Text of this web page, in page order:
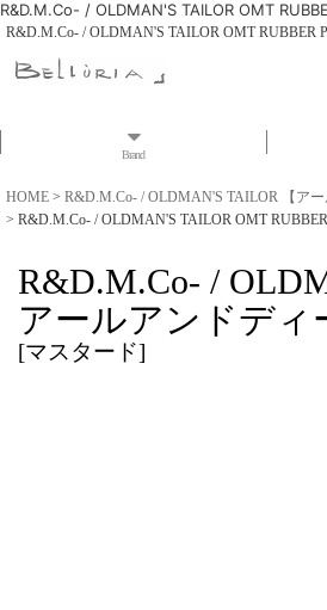
R&D.M.Co- / OLDMAN'S TAILOR OMT
R&D.M.Co- / OLDMAN'S TAILOR OMT RUBBER
Brand
HOME > R&D.M.Co- / OLDMAN'S TAILOR 【ア
> R&D.M.Co- / OLDMAN'S TAILOR OMT
R&D.M.Co- /
アールアンドディ
[マスタード]